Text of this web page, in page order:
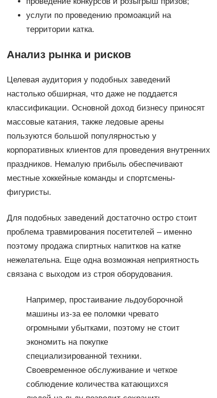
услуги по проведению промоакций на
территории катка.
Анализ рынка и рисков
Целевая аудитория у подобных заведений
настолько обширная, что даже не поддается
классификации. Основной доход бизнесу приносят
массовые катания, также ледовые арены
пользуются большой популярностью у
корпоративных клиентов для проведения внутренних
праздников. Немалую прибыль обеспечивают
местные хоккейные команды и спортсмены-
фигуристы.
Для подобных заведений достаточно остро стоит
проблема травмирования посетителей – именно
поэтому продажа спиртных напитков на катке
нежелательна. Еще одна возможная неприятность
связана с выходом из строя оборудования.
Например, простаивание льдоуборочной
машины из-за ее поломки чревато
огромными убытками, поэтому не стоит
экономить на покупке
специализированной техники.
Своевременное обслуживание и четкое
соблюдение количества катающихся